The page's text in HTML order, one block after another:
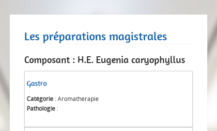
Les préparations magistrales
Composant : H.E. Eugenia caryophyllus
Gastro
Catégorie : Aromathérapie
Pathologie :